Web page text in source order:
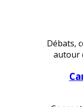
Débats,
autour